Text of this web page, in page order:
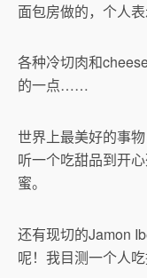
面包房做的，个人
各种冷切肉和
的一点……
世界上最美好的事
听一个吃甜品到开
蜜。
还有现切的Jamon
呢！我目测一个人